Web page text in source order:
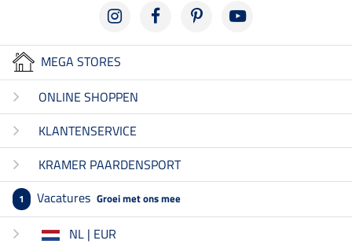
MEGA STORES
ONLINE SHOPPEN
KLANTENSERVICE
KRAMER PAARDENSPORT
1 Vacatures Groei met ons mee
NL | EUR